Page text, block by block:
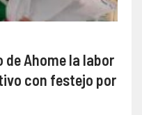
Ahome la labor
con festejo por